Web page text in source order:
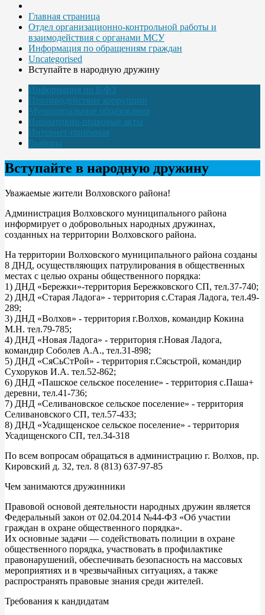
Главная страница
Отдел организационно-контрольной работы и
взаимодействия с органами МСУ
Информация по обращениям граждан
Uncategorised
Вступайте в народную дружину
Информация по 8-ФЗ
Противодействие коррупции
Муниципальные образования
Нормативно-правовые акты
Интернет-приёмная
Выборы
Вступайте в народную дружину
Уважаемые жители Волховского района!
Администрация Волховского муниципального района
информирует о добровольных народных дружинах,
созданных на территории Волховского района.
На территории Волховского муниципального района созданы
8 ДНД, осуществляющих патрулирования в общественных
местах с целью охраны общественного порядка:
1) ДНД «Бережки»-территория Бережковского СП, тел.37-740;
2) ДНД «Старая Ладога» - территория с.Старая Ладога, тел.49-
289;
3) ДНД «Волхов» - территория г.Волхов, командир Кокина
М.Н. тел.79-785;
4) ДНД «Новая Ладога» - территория г.Новая Ладога,
командир Соболев А.А., тел.31-898;
5) ДНД «СяСьСтРой» - территория г.Сясьстрой, командир
Сухоруков И.А. тел.52-862;
6) ДНД «Пашское сельское поселение» - территория с.Паша+
деревни, тел.41-736;
7) ДНД «Селивановское сельское поселение» - территория
Селивановского СП, тел.57-433;
8) ДНД «Усадищенское сельское поселение» - территория
Усадищенского СП, тел.34-318
По всем вопросам обращаться в администрацию г. Волхов, пр.
Кировский д. 32, тел. 8 (813) 637-97-85
Чем занимаются дружинники
Правовой основой деятельности народных дружин является
Федеральный закон от 02.04.2014 №44-ФЗ «Об участии
граждан в охране общественного порядка».
Их основные задачи — содействовать полиции в охране
общественного порядка, участвовать в профилактике
правонарушений, обеспечивать безопасность на массовых
мероприятиях и в чрезвычайных ситуациях, а также
распространять правовые знания среди жителей.
Требования к кандидатам